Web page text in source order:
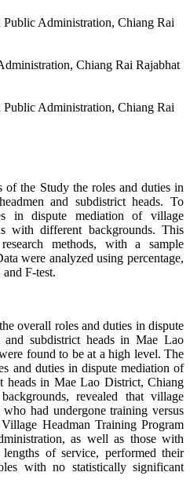
Administration, Chiang Rai
Chiang Rai Rajabhat
Administration, Chiang Rai
of the Study the roles and duties in
and subdistrict heads. To
in dispute mediation of village
with different backgrounds. This
methods, with a sample
were analyzed using percentage,
F-test.
overall roles and duties in dispute
subdistrict heads in Mae Lao
found to be at a high level. The
and duties in dispute mediation of
heads in Mae Lao District, Chiang
revealed that village
had undergone training versus
Headman Training Program
as well as those with
of service, performed their
with no statistically significant